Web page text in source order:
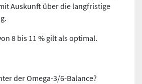
Auskunft über die langfristige
8 bis 11 % gilt als optimal.
der Omega-3/6-Balance?